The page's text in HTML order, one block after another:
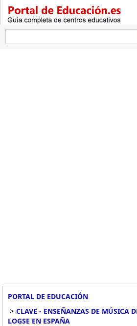
PORTAL DE EDUCACIÓN
> CLAVE - ENSEÑANZAS DE MÚSICA
LOGSE EN ESPAÑA